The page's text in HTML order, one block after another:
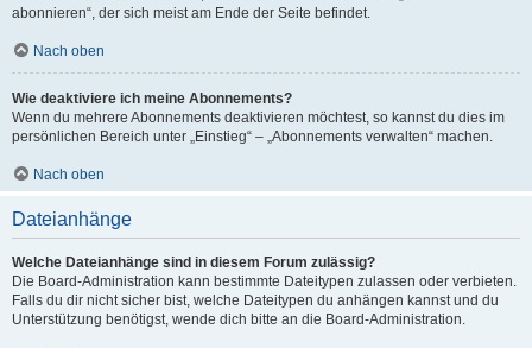
abonnieren“, der sich meist am Ende der Seite befindet.
Nach oben
Wie deaktiviere ich meine Abonnements?
Wenn du mehrere Abonnements deaktivieren möchtest, so kannst du dies im
persönlichen Bereich unter „Einstieg“ – „Abonnements verwalten“ machen.
Nach oben
Dateianhänge
Welche Dateianhänge sind in diesem Forum zulässig?
Die Board-Administration kann bestimmte Dateitypen zulassen oder verbieten.
Falls du dir nicht sicher bist, welche Dateitypen du anhängen kannst und du
Unterstützung benötigst, wende dich bitte an die Board-Administration.